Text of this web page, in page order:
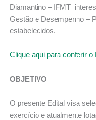
Diamantino – IFMT
Gestão e Desempenho –
estabelecidos.
Clique aqui para conferir o
OBJETIVO
O presente Edital visa
exercício e atualmente